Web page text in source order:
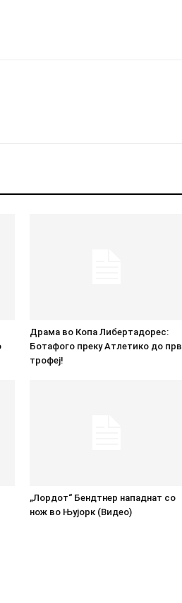
Драма во Копа Либертадорес:
Ботафого преку Атлетико до прв
трофеј!
„Лордот“ Бендтнер нападнат со
нож во Њујорк (Видео)